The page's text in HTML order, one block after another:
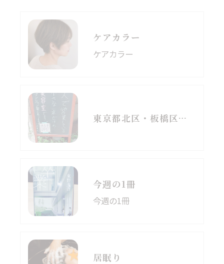
ケアカラー
ケアカラー
東京都北区・板橋区でヘアマニキュアをお探しの方へ｜頭皮がしみる方のための白髪染めという選択肢
今週の1冊
今週の1冊
居眠り